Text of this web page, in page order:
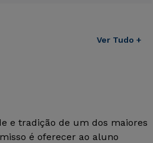
Ver Tudo +
e tradição de um dos maiores
é oferecer ao aluno
que meus dados sejam utilizados para o
de conteúdos da Cruzeiro do Sul.
que meus dados sejam utilizados para o
de conteúdos da Cruzeiro do Sul.